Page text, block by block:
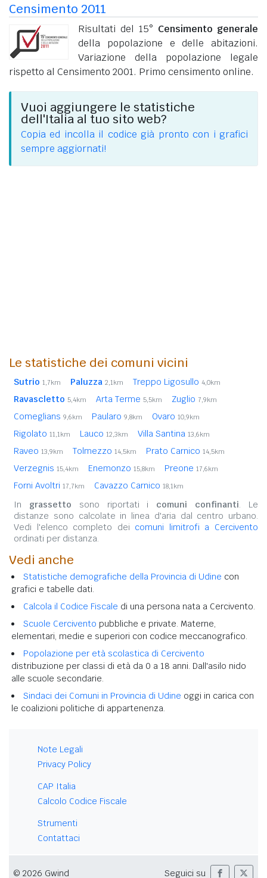
Censimento 2011
Risultati del 15° Censimento generale
della popolazione e delle abitazioni.
Variazione della popolazione legale
rispetto al Censimento 2001. Primo censimento online.
Vuoi aggiungere le statistiche
dell'Italia al tuo sito web?
Copia ed incolla il codice già pronto con i grafici
sempre aggiornati!
Le statistiche dei comuni vicini
Sutrio 1,7km Paluzza 2,1km Treppo Ligosullo 4,0km
Ravascletto 5,4km Arta Terme 5,5km Zuglio 7,9km
Comeglians 9,6km Paularo 9,8km Ovaro 10,9km
Rigolato 11,1km Lauco 12,3km Villa Santina 13,6km
Raveo 13,9km Tolmezzo 14,5km Prato Carnico 14,5km
Verzegnis 15,4km Enemonzo 15,8km Preone 17,6km
Forni Avoltri 17,7km Cavazzo Carnico 18,1km
In grassetto sono riportati i comuni confinanti. Le
distanze sono calcolate in linea d'aria dal centro urbano.
Vedi l'elenco completo dei comuni limitrofi a Cercivento
ordinati per distanza.
Vedi anche
Statistiche demografiche della Provincia di Udine con
grafici e tabelle dati.
Calcola il Codice Fiscale di una persona nata a Cercivento.
Scuole Cercivento pubbliche e private. Materne,
elementari, medie e superiori con codice meccanografico.
Popolazione per età scolastica di Cercivento
distribuzione per classi di età da 0 a 18 anni. Dall'asilo nido
alle scuole secondarie.
Sindaci dei Comuni in Provincia di Udine oggi in carica con
le coalizioni politiche di appartenenza.
Note Legali
Privacy Policy
CAP Italia
Calcolo Codice Fiscale
Strumenti
Contattaci
© 2026 Gwind Seguici su